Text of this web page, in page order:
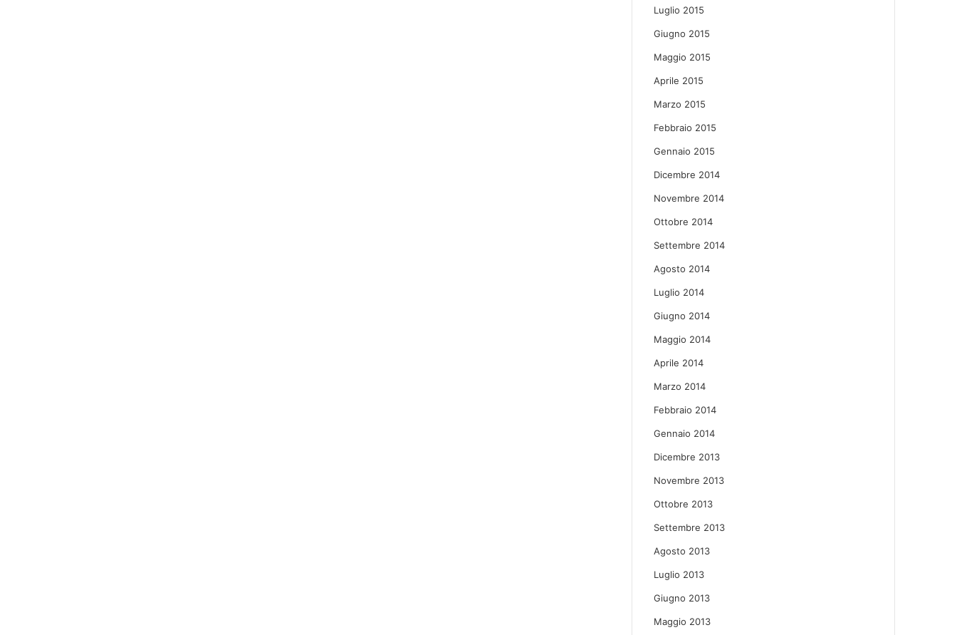
Luglio 2015
Giugno 2015
Maggio 2015
Aprile 2015
Marzo 2015
Febbraio 2015
Gennaio 2015
Dicembre 2014
Novembre 2014
Ottobre 2014
Settembre 2014
Agosto 2014
Luglio 2014
Giugno 2014
Maggio 2014
Aprile 2014
Marzo 2014
Febbraio 2014
Gennaio 2014
Dicembre 2013
Novembre 2013
Ottobre 2013
Settembre 2013
Agosto 2013
Luglio 2013
Giugno 2013
Maggio 2013